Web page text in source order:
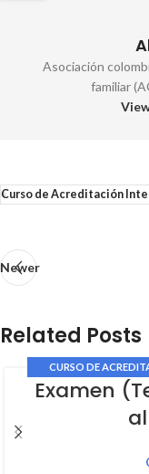
Asociación
familiar
Curso de Acreditación
Newer
Related Posts
CURSO DE
Examen